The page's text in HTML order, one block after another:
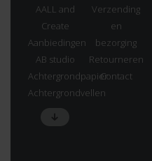
AALL and
Create
Aanbiedingen
AB studio
Achtergrondpapier
Achtergrondvellen
Verzending
en
bezorging
Retourneren
Contact